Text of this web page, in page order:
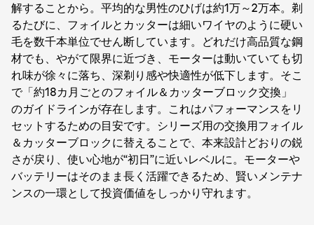
解することから。平均的な男性のひげは約1万～2万本。剃
るたびに、フォイルとカッターは細いワイヤのように硬い
毛を数千本単位でせん断しています。どれだけ高品質な鋼
材でも、やがて限界に近づき、モーターは動いていても切
れ味が徐々に落ち、深剃り感や快適性が低下します。そこ
で「約18カ月ごとのフォイル＆カッターブロック交換」
のガイドラインが存在します。これはパフォーマンスをリ
セットするための目安です。シリーズ用の交換用フォイル
＆カッターブロックに替えることで、本来設計どおりの鋭
さが戻り、使い心地が“初日”に近いレベルに。モーターや
バッテリーはそのまま長く活躍できるため、賢いメンテナ
ンスの一環として投資価値をしっかり守れます。